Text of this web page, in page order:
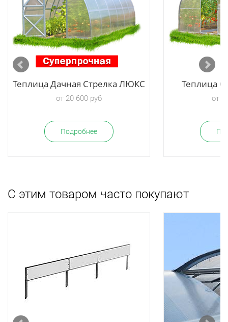
Теплица Дачная Стрелка ЛЮКС
от 20 600 руб
Подробнее
Теплица
от
С этим товаром часто покупают